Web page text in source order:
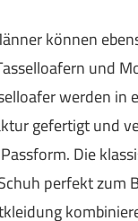
können
und
werden in
gefertigt und
Die
perfekt zum